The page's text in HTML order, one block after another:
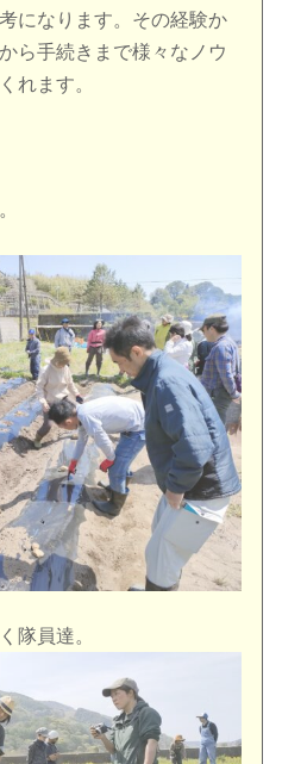
になります。その経験か
ら手続きまで様々なノウ
れます。
隊員達。